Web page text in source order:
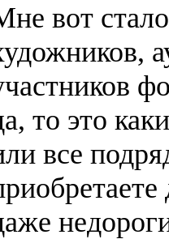
вот
то это
все